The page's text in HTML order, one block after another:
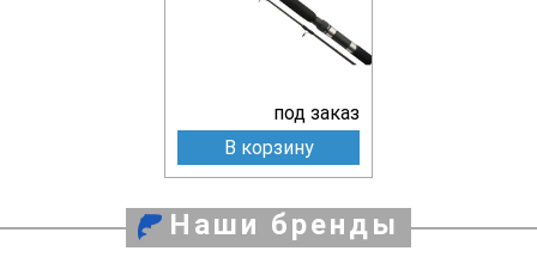
под заказ
В корзину
Наши бренды